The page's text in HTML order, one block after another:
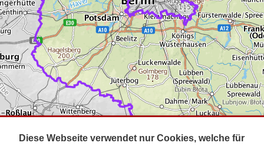
Impressum
Kontakt
Diese Webseite verwendet nur Cookies, welche für